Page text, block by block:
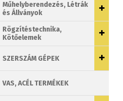
Műhelyberendezés, Létrák
és Állványok
Rögzítéstechnika,
Kötőelemek
SZERSZÁM GÉPEK
VAS, ACÉL TERMÉKEK